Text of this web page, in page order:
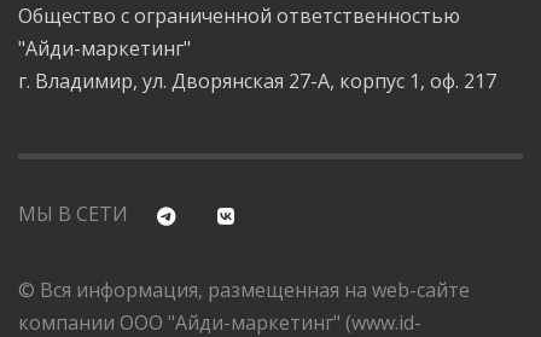
Общество с ограниченной ответственностью
"Айди-маркетинг"
г. Владимир, ул. Дворянская 27-А, корпус 1, оф. 217
МЫ В СЕТИ
© Вся информация, размещенная на web-сайте
компании ООО "Айди-маркетинг" (www.id-